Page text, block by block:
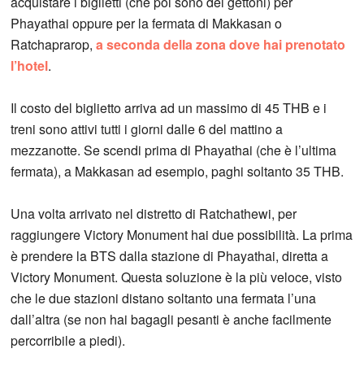
Phayathai oppure per la fermata di Makkasan o
Ratchaprarop,a seconda della zona dove hai prenotato
l’hotel.
Il costo del biglietto arriva ad un massimo di 45 THB e i
treni sono attivi tutti i giorni dalle 6 del mattino a
mezzanotte. Se scendi prima di Phayathai (che è l’ultima
fermata), a Makkasan ad esempio, paghi soltanto 35 THB.
Una volta arrivato nel distretto di Ratchathewi, per
raggiungere Victory Monument hai due possibilità. La prima
è prendere la BTS dalla stazione di Phayathai, diretta a
Victory Monument. Questa soluzione è la più veloce, visto
che le due stazioni distano soltanto una fermata l’una
dall’altra (se non hai bagagli pesanti è anche facilmente
percorribile a piedi).